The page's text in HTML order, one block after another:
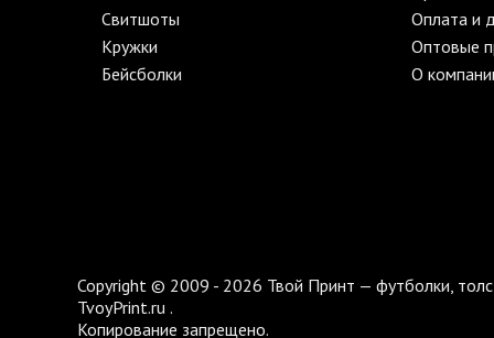
Свитшоты
Кружки
Бейсболки
Оплата и
Оптовые
О
Copyright © 2009 - 2026 Твой Принт — футболки,
TvoyPrint.ru .
Копирование запрещено.